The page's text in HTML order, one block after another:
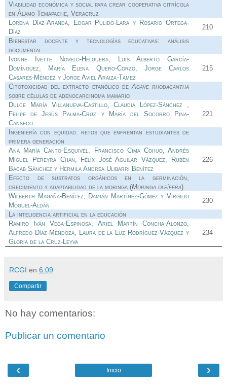
Viabilidad económica y social para crear cooperativa citrícola
en Álamo Temapache, Veracruz
Lorena Díaz-Aranda, Edgar Pulido-Lara y Rosario Ortega-
Díaz
210
Bienestar docente y tecnologías educativas: análisis
documental
Ivonne Ivette Novelo-Helguera, Luis Alberto García-
Domínguez, María Elena Quero-Corzo, Jorge Carlos
Casares-Méndez y Jorge Aviel Araiza-Tamez
215
Citotoxicidad del extracto etanólico deAgave rhodacantha
sobre células de adenocarcinoma mamario
Dulce María Villanueva-Castillo, Claudia López-Sánchez ,
Felipe de Jesús Palma-Cruz y María del Socorro Pina-
Canseco
221
Ingeniería con equidad: retos que enfrentan estudiantes de
primera generación
Ana María Canto-Esquivel, Francisco Cima Cohuo, Andrés
Miguel Pereyra Chan, Félix José Aguilar Vázquez, Rubén
Bacab Sánchez y Hermila Andrea Ulibarri Benítez
226
Efecto de sustratos orgánicos en la germinación,
crecimiento y adaptabilidad de la moringa (Moringa oleífera)
Wilberth Magaña-Benítez, Damián Martínez-Gómez y Virgilio
Moguel-Aldán
230
La inteligencia artificial en la educación
Ramiro Iván Vega-Espinosa, Ariel Martín Concha-Alonzo,
Alfredo Díaz-Mendoza, Laura de la Luz Rodríguez-Vázquez y
Gloria de la Cruz-Leyva
234
RCGI en 6:09
Compartir
No hay comentarios:
Publicar un comentario
‹ ›
Inicio